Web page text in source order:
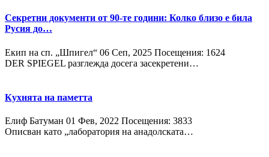
Секретни документи от 90-те години: Колко близо е била
Русия до…
Екип на сп. „Шпигел“ 06 Сeп, 2025 Посещения: 1624
DER SPIEGEL разглежда досега засекретени…
Кухнята на паметта
Елиф Батуман 01 Фев, 2022 Посещения: 3833
Описван като „лаборатория на анадолската…